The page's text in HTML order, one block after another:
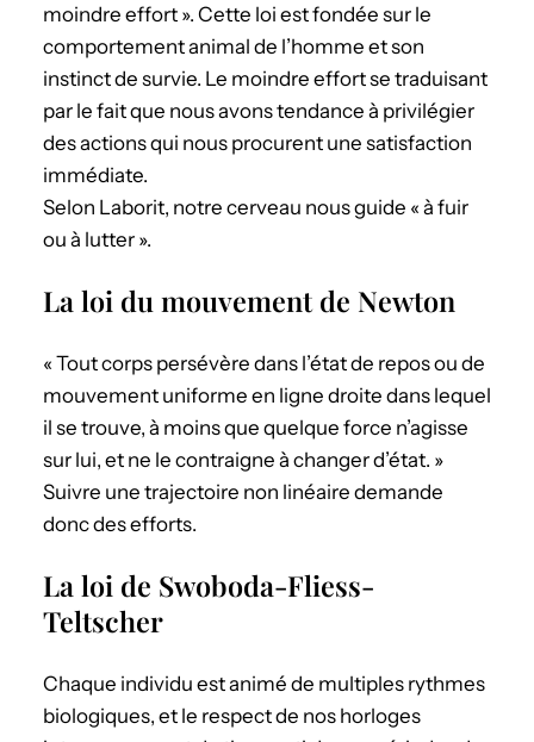
moindre effort ». Cette loi est fondée sur le
comportement animal de l’homme et son
instinct de survie. Le moindre effort se traduisant
par le fait que nous avons tendance à privilégier
des actions qui nous procurent une satisfaction
immédiate.
Selon Laborit, notre cerveau nous guide « à fuir
ou à lutter ».
La loi du mouvement de Newton
« Tout corps persévère dans l’état de repos ou de
mouvement uniforme en ligne droite dans lequel
il se trouve, à moins que quelque force n’agisse
sur lui, et ne le contraigne à changer d’état. »
Suivre une trajectoire non linéaire demande
donc des efforts.
La loi de Swoboda-Fliess-
Teltscher
Chaque individu est animé de multiples rythmes
biologiques, et le respect de nos horloges